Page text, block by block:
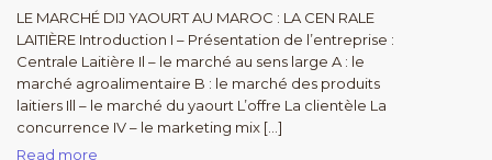
LE MARCHÉ DIJ YAOURT AU MAROC : LA CEN RALE
LAITIÈRE Introduction I – Présentation de l’entreprise :
Centrale Laitière Il – le marché au sens large A : le
marché agroalimentaire B : le marché des produits
laitiers Ill – le marché du yaourt L’offre La clientèle La
concurrence IV – le marketing mix […]
Read more